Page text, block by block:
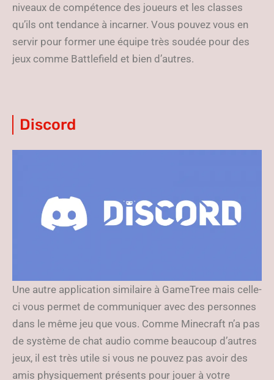
niveaux de compétence des joueurs et les classes
qu’ils ont tendance à incarner. Vous pouvez vous en
servir pour former une équipe très soudée pour des
jeux comme Battlefield et bien d’autres.
Discord
Une autre application similaire à GameTree mais celle-
ci vous permet de communiquer avec des personnes
dans le même jeu que vous. Comme Minecraft n’a pas
de système de chat audio comme beaucoup d’autres
jeux, il est très utile si vous ne pouvez pas avoir des
amis physiquement présents pour jouer à votre